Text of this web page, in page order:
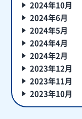
2024年10月
2024年6月
2024年5月
2024年4月
2024年2月
2023年12月
2023年11月
2023年10月